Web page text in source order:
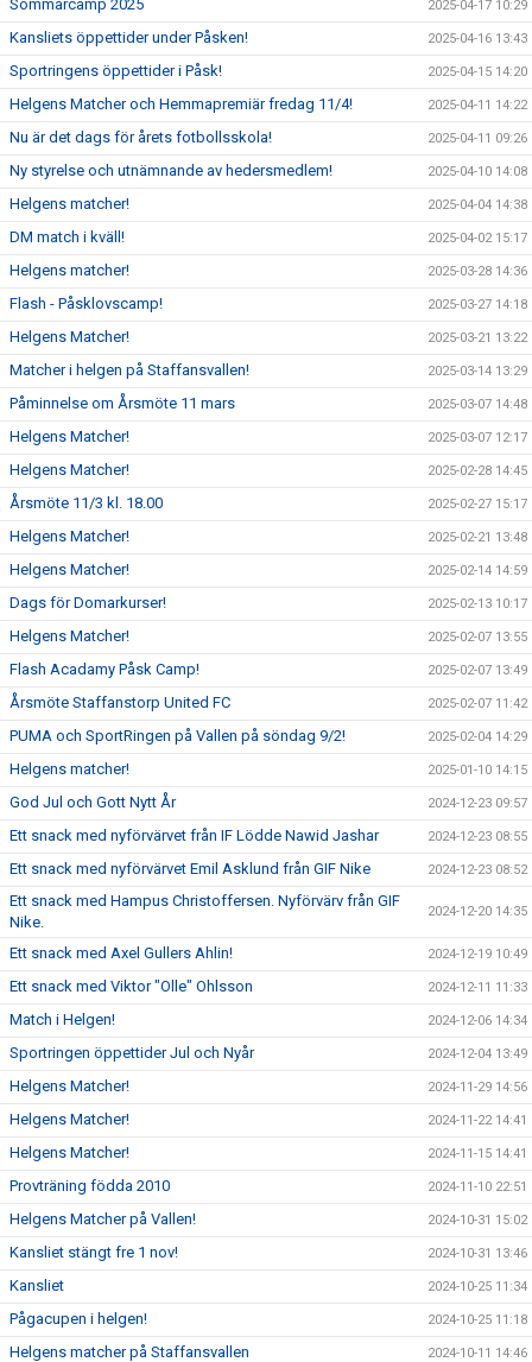
Sommarcamp 2025 2025-04-17 10:29
Kansliets öppettider under Påsken! 2025-04-16 13:43
Sportringens öppettider i Påsk! 2025-04-15 14:20
Helgens Matcher och Hemmapremiär fredag 11/4! 2025-04-11 14:22
Nu är det dags för årets fotbollsskola! 2025-04-11 09:26
Ny styrelse och utnämnande av hedersmedlem! 2025-04-10 14:08
Helgens matcher! 2025-04-04 14:38
DM match i kväll! 2025-04-02 15:17
Helgens matcher! 2025-03-28 14:36
Flash - Påsklovscamp! 2025-03-27 14:18
Helgens Matcher! 2025-03-21 13:22
Matcher i helgen på Staffansvallen! 2025-03-14 13:29
Påminnelse om Årsmöte 11 mars 2025-03-07 14:48
Helgens Matcher! 2025-03-07 12:17
Helgens Matcher! 2025-02-28 14:45
Årsmöte 11/3 kl. 18.00 2025-02-27 15:17
Helgens Matcher! 2025-02-21 13:48
Helgens Matcher! 2025-02-14 14:59
Dags för Domarkurser! 2025-02-13 10:17
Helgens Matcher! 2025-02-07 13:55
Flash Acadamy Påsk Camp! 2025-02-07 13:49
Årsmöte Staffanstorp United FC 2025-02-07 11:42
PUMA och SportRingen på Vallen på söndag 9/2! 2025-02-04 14:29
Helgens matcher! 2025-01-10 14:15
God Jul och Gott Nytt År 2024-12-23 09:57
Ett snack med nyförvärvet från IF Lödde Nawid Jashar 2024-12-23 08:55
Ett snack med nyförvärvet Emil Asklund från GIF Nike 2024-12-23 08:52
Ett snack med Hampus Christoffersen. Nyförvärv från GIF
Nike.
2024-12-20 14:35
Ett snack med Axel Gullers Ahlin! 2024-12-19 10:49
Ett snack med Viktor "Olle" Ohlsson 2024-12-11 11:33
Match i Helgen! 2024-12-06 14:34
Sportringen öppettider Jul och Nyår 2024-12-04 13:49
Helgens Matcher! 2024-11-29 14:56
Helgens Matcher! 2024-11-22 14:41
Helgens Matcher! 2024-11-15 14:41
Provträning födda 2010 2024-11-10 22:51
Helgens Matcher på Vallen! 2024-10-31 15:02
Kansliet stängt fre 1 nov! 2024-10-31 13:46
Kansliet 2024-10-25 11:34
Pågacupen i helgen! 2024-10-25 11:18
Helgens matcher på Staffansvallen 2024-10-11 14:46